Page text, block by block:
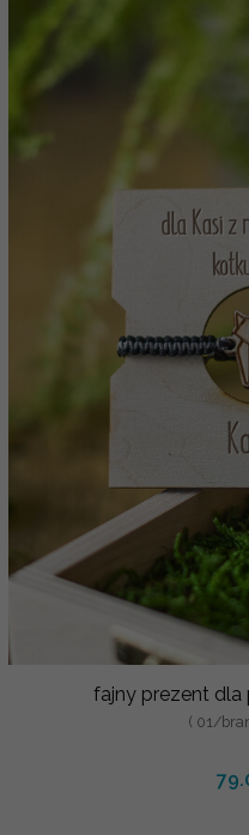
fajny prezent dla
( 01/